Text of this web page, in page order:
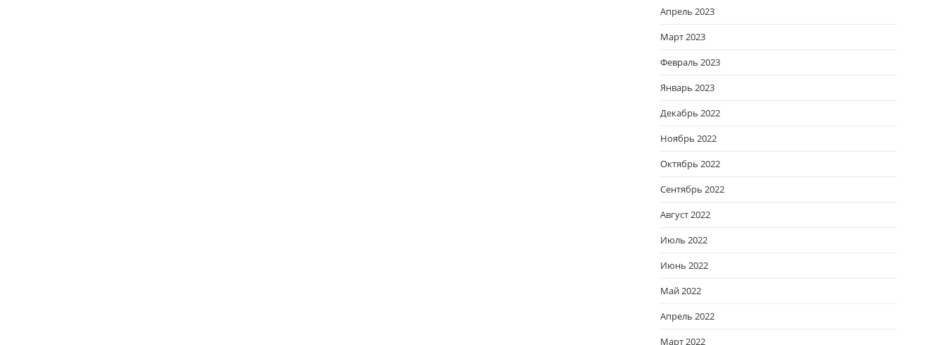
Апрель 2023
Март 2023
Февраль 2023
Январь 2023
Декабрь 2022
Ноябрь 2022
Октябрь 2022
Сентябрь 2022
Август 2022
Июль 2022
Июнь 2022
Май 2022
Апрель 2022
Март 2022